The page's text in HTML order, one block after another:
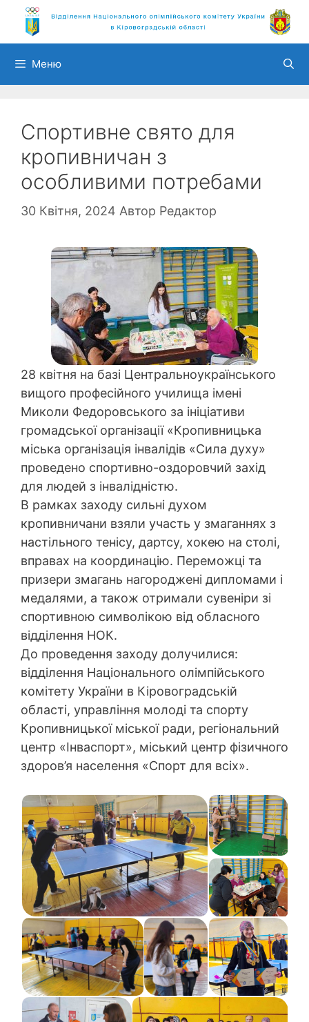
Перейти
вмісту
Меню
Спортивне свято для
кропивничан з
особливими потребами
30 Квітня, 2024 Автор Редактор
28 квітня на базі Центральноукраїнського
вищого професійного училища імені
Миколи Федоровського за ініціативи
громадської організації «Кропивницька
міська організація інвалідів «Сила духу»
проведено спортивно-оздоровчий захід
для людей з інвалідністю.
В рамках заходу сильні духом
кропивничани взяли участь у змаганнях з
настільного тенісу, дартсу, хокею на столі,
вправах на координацію. Переможці та
призери змагань нагороджені дипломами і
медалями, а також отримали сувеніри зі
спортивною символікою від обласного
відділення НОК.
До проведення заходу долучилися:
відділення Національного олімпійського
комітету України в Кіровоградській
області, управління молоді та спорту
Кропивницької міської ради, регіональний
центр «Інваспорт», міський центр фізичного
здоров’я населення «Спорт для всіх».